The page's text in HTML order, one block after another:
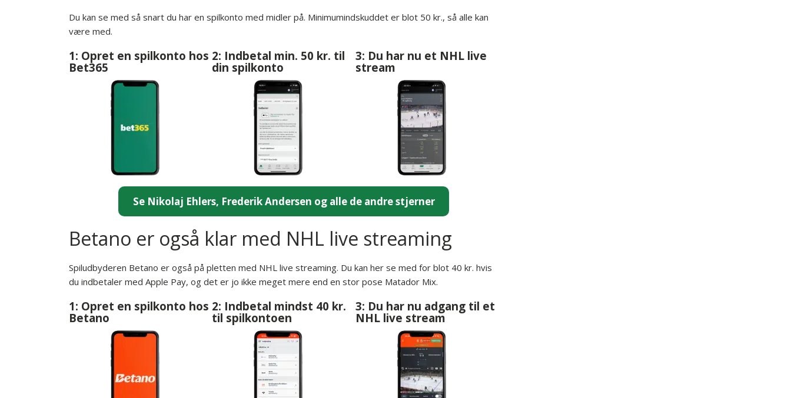
Du kan se med så snart du har en spilkonto med midler på. Minimumindskuddet er blot 50 kr., så alle kan
være med.
1: Opret en spilkonto hos
Bet365
2: Indbetal min. 50 kr. til
din spilkonto
3: Du har nu et NHL live
stream
Se Nikolaj Ehlers, Frederik Andersen og alle de andre stjerner
Betano er også klar med NHL live streaming
Spiludbyderen Betano er også på pletten med NHL live streaming. Du kan her se med for blot 40 kr. hvis
du indbetaler med Apple Pay, og det er jo ikke meget mere end en stor pose Matador Mix.
1: Opret en spilkonto hos
Betano
2: Indbetal mindst 40 kr.
til spilkontoen
3: Du har nu adgang til et
NHL live stream